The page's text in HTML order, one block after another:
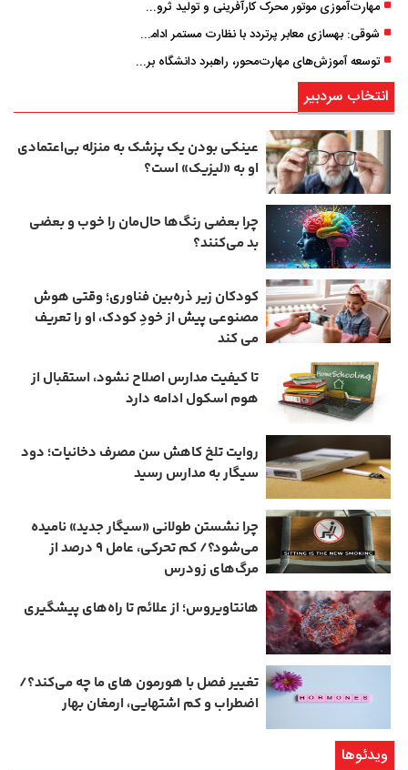
مهارت‌آموزی موتور محرک کارآفرینی و تولید ثروت است
شوقی: بهسازی معابر پرتردد با نظارت مستمر ادامه دارد
توسعه آموزش‌های مهارت‌محور، راهبرد دانشگاه برای تربیت نیروی متخصص است
انتخاب سردبیر
عینکی‌ بودن یک پزشک به منزله بی‌اعتمادی
او به «لیزیک» است؟
چرا بعضی رنگ‌ها حال‌مان را خوب و بعضی
بد می‌کنند؟
کودکان زیر ذره‌بین فناوری؛ وقتی هوش
مصنوعی پیش از خودِ کودک، او را تعریف
می ‌کند
تا کیفیت مدارس اصلاح نشود، استقبال از
هوم ‌اسکول ادامه دارد
روایت تلخ کاهش سن مصرف دخانیات؛ دود
سیگار به مدارس رسید
چرا نشستن طولانی «سیگار جدید» نامیده
می‌شود؟/ کم‌ تحرکی، عامل ۹ درصد از
مرگ‌های زودرس
هانتاویروس؛ از علائم تا راه‌های پیشگیری
تغییر فصل با هورمون‌ های ما چه می‌کند؟/
اضطراب و کم‌ اشتهایی، ارمغان بهار
ویدئوها